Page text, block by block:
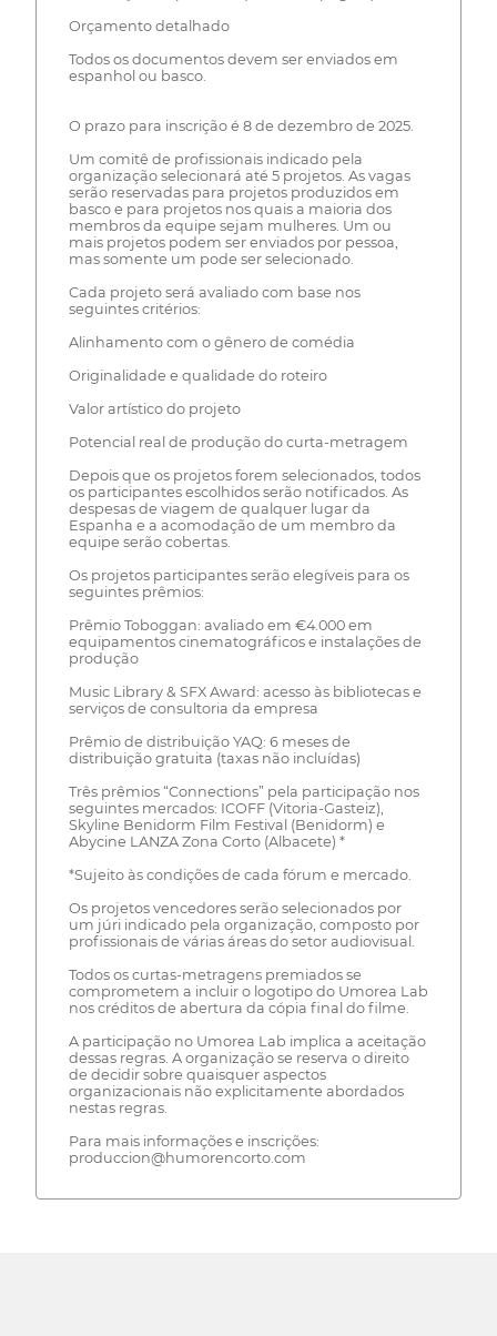
Orçamento detalhado
Todos os documentos devem ser enviados em
espanhol ou basco.
O prazo para inscrição é 8 de dezembro de 2025.
Um comitê de profissionais indicado pela
organização selecionará até 5 projetos. As vagas
serão reservadas para projetos produzidos em
basco e para projetos nos quais a maioria dos
membros da equipe sejam mulheres. Um ou
mais projetos podem ser enviados por pessoa,
mas somente um pode ser selecionado.
Cada projeto será avaliado com base nos
seguintes critérios:
Alinhamento com o gênero de comédia
Originalidade e qualidade do roteiro
Valor artístico do projeto
Potencial real de produção do curta-metragem
Depois que os projetos forem selecionados, todos
os participantes escolhidos serão notificados. As
despesas de viagem de qualquer lugar da
Espanha e a acomodação de um membro da
equipe serão cobertas.
Os projetos participantes serão elegíveis para os
seguintes prêmios:
Prêmio Toboggan: avaliado em €4.000 em
equipamentos cinematográficos e instalações de
produção
Music Library & SFX Award: acesso às bibliotecas e
serviços de consultoria da empresa
Prêmio de distribuição YAQ: 6 meses de
distribuição gratuita (taxas não incluídas)
Três prêmios “Connections” pela participação nos
seguintes mercados: ICOFF (Vitoria-Gasteiz),
Skyline Benidorm Film Festival (Benidorm) e
Abycine LANZA Zona Corto (Albacete) *
*Sujeito às condições de cada fórum e mercado.
Os projetos vencedores serão selecionados por
um júri indicado pela organização, composto por
profissionais de várias áreas do setor audiovisual.
Todos os curtas-metragens premiados se
comprometem a incluir o logotipo do Umorea Lab
nos créditos de abertura da cópia final do filme.
A participação no Umorea Lab implica a aceitação
dessas regras. A organização se reserva o direito
de decidir sobre quaisquer aspectos
organizacionais não explicitamente abordados
nestas regras.
Para mais informações e inscrições:
produccion@humorencorto.com